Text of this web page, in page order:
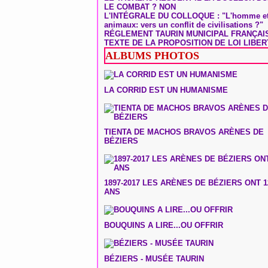
LE COMBAT ? NON
L'INTÉGRALE DU COLLOQUE : "L'homme
animaux: vers un conflit de civilisations ?"
RÉGLEMENT TAURIN MUNICIPAL
TEXTE DE LA PROPOSITION DE LOI
ALBUMS PHOTOS
LA CORRID EST UN HUMANISME
TIENTA DE MACHOS BRAVOS ARÈNES DE
BÉZIERS
1897-2017 LES ARÈNES DE BÉZIERS ONT
ANS
BOUQUINS A LIRE...OU OFFRIR
BÉZIERS - MUSÉE TAURIN